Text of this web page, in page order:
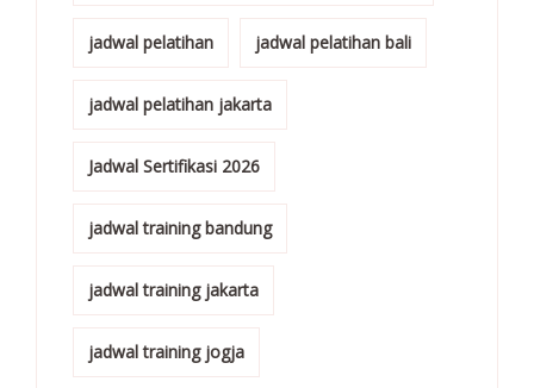
jadwal pelatihan jadwal pelatihan bali
jadwal pelatihan jakarta
Jadwal Sertifikasi 2026
jadwal training bandung
jadwal training jakarta
jadwal training jogja